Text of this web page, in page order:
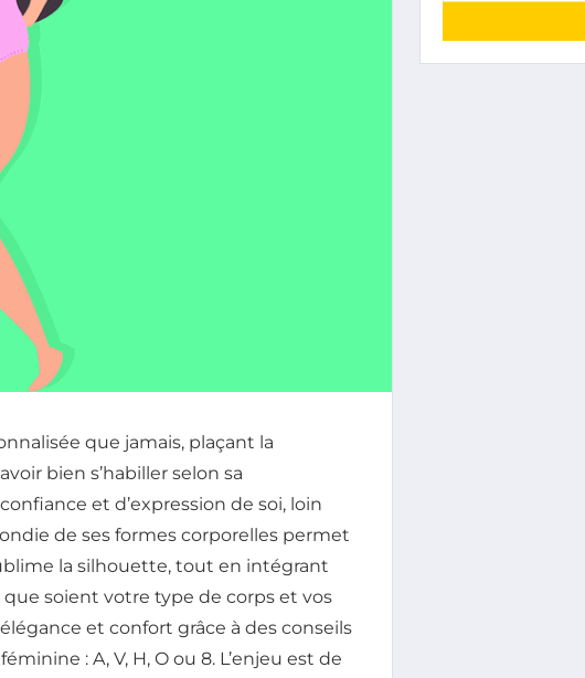
que jamais, plaçant la
bien s’habiller selon sa
et d’expression de soi, loin
de ses formes corporelles permet
la silhouette, tout en intégrant
soient votre type de corps et vos
et confort grâce à des conseils
: A, V, H, O ou 8. L’enjeu est de